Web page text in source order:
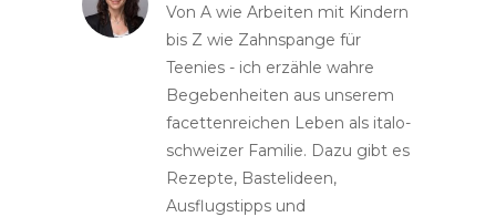
Von A wie Arbeiten mit Kindern
bis Z wie Zahnspange für
Teenies - ich erzähle wahre
Begebenheiten aus unserem
facettenreichen Leben als italo-
schweizer Familie. Dazu gibt es
Rezepte, Bastelideen,
Ausflugstipps und